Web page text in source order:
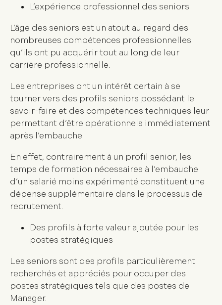
L’expérience professionnel des seniors
L’âge des seniors est un atout au regard des
nombreuses compétences professionnelles
qu’ils ont pu acquérir tout au long de leur
carrière professionnelle.
Les entreprises ont un intérêt certain à se
tourner vers des profils seniors possédant le
savoir-faire et des compétences techniques leur
permettant d’être opérationnels immédiatement
après l’embauche.
En effet, contrairement à un profil senior, les
temps de formation nécessaires à l’embauche
d’un salarié moins expérimenté constituent une
dépense supplémentaire dans le processus de
recrutement.
Des profils à forte valeur ajoutée pour les
postes stratégiques
Les seniors sont des profils particulièrement
recherchés et appréciés pour occuper des
postes stratégiques tels que des postes de
Manager.